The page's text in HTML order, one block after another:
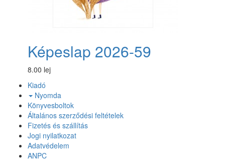
Képeslap 2026-59
8.00 lej
Kiadó
Nyomda
Könyvesboltok
Általános szerződési feltételek
Fizetés és szállítás
Jogi nyilatkozat
Adatvédelem
ANPC